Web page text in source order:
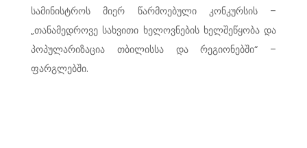
სამინისტროს მიერ წარმოებული კონკურსის –
„თანამედროვე სახვითი ხელოვნების ხელშეწყობა და
პოპულარიზაცია თბილისსა და რეგიონებში“ –
ფარგლებში.